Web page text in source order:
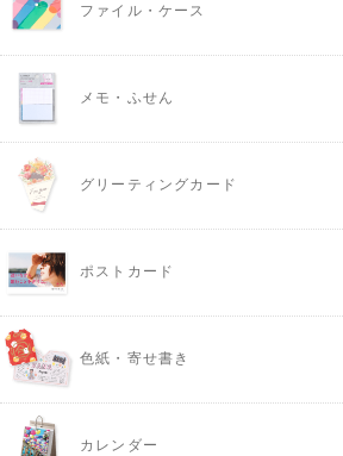
ファイル・ケース
メモ・ふせん
グリーティングカード
ポストカード
色紙・寄せ書き
カレンダー